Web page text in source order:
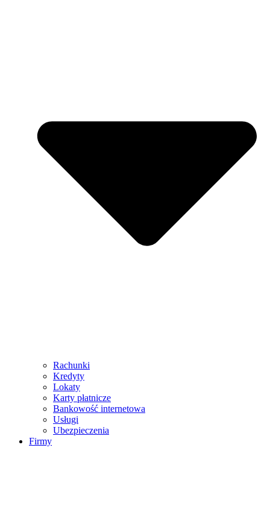
Rachunki
Kredyty
Lokaty
Karty płatnicze
Bankowość internetowa
Usługi
Ubezpieczenia
Firmy